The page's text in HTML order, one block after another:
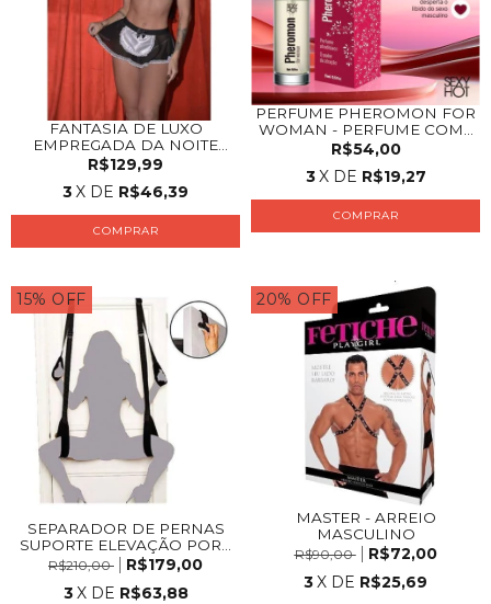
FANTASIA DE LUXO
EMPREGADA DA NOITE
PIME...
R$129,99
3X DE R$46,39
PERFUME PHEROMON FOR
WOMAN - PERFUME COM...
R$54,00
3X DE R$19,27
COMPRAR
15% OFF
SEPARADOR DE PERNAS
SUPORTE ELEVAÇÃO POR...
R$210,00
R$179,00
3X DE R$63,88
20% OFF
MASTER - ARREIO
MASCULINO
R$90,00
R$72,00
3X DE R$25,69